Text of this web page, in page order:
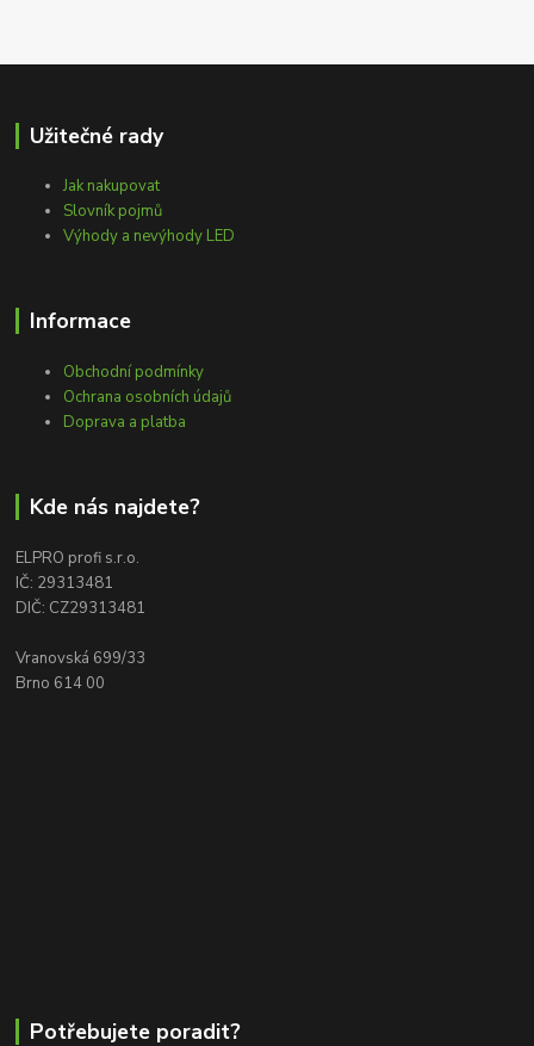
Užitečné rady
Jak nakupovat
Slovník pojmů
Výhody a nevýhody LED
Informace
Obchodní podmínky
Ochrana osobních údajů
Doprava a platba
Kde nás najdete?
ELPRO profi s.r.o.
IČ: 29313481
DIČ: CZ29313481
Vranovská 699/33
Brno 614 00
Potřebujete poradit?